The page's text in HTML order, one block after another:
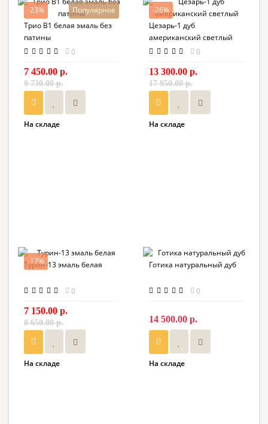
-23%
Популярное
Трио В1 белая эмаль без
патины
0
7 450.00 р.
9 730.00 р.
На складе
-26%
Цезарь-1 дуб
американский светлый
0
13 300.00 р.
17 950.00 р.
На складе
-17%
Турин-13 эмаль белая
0
7 150.00 р.
8 650.00 р.
На складе
Готика натуральный дуб
0
14 500.00 р.
На складе